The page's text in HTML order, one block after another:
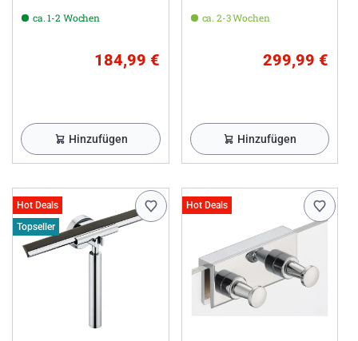
ca. 1-2 Wochen
184,99 €
Hinzufügen
ohne Seitenwand
ca. 2-3 Wochen
299,99 €
Hinzufügen
Hot Deals
Topseller
Hot Deals